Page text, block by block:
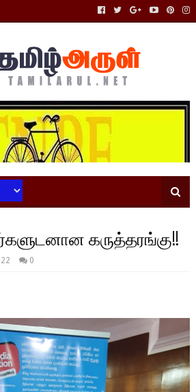
கருத்தரங்கு!!
0